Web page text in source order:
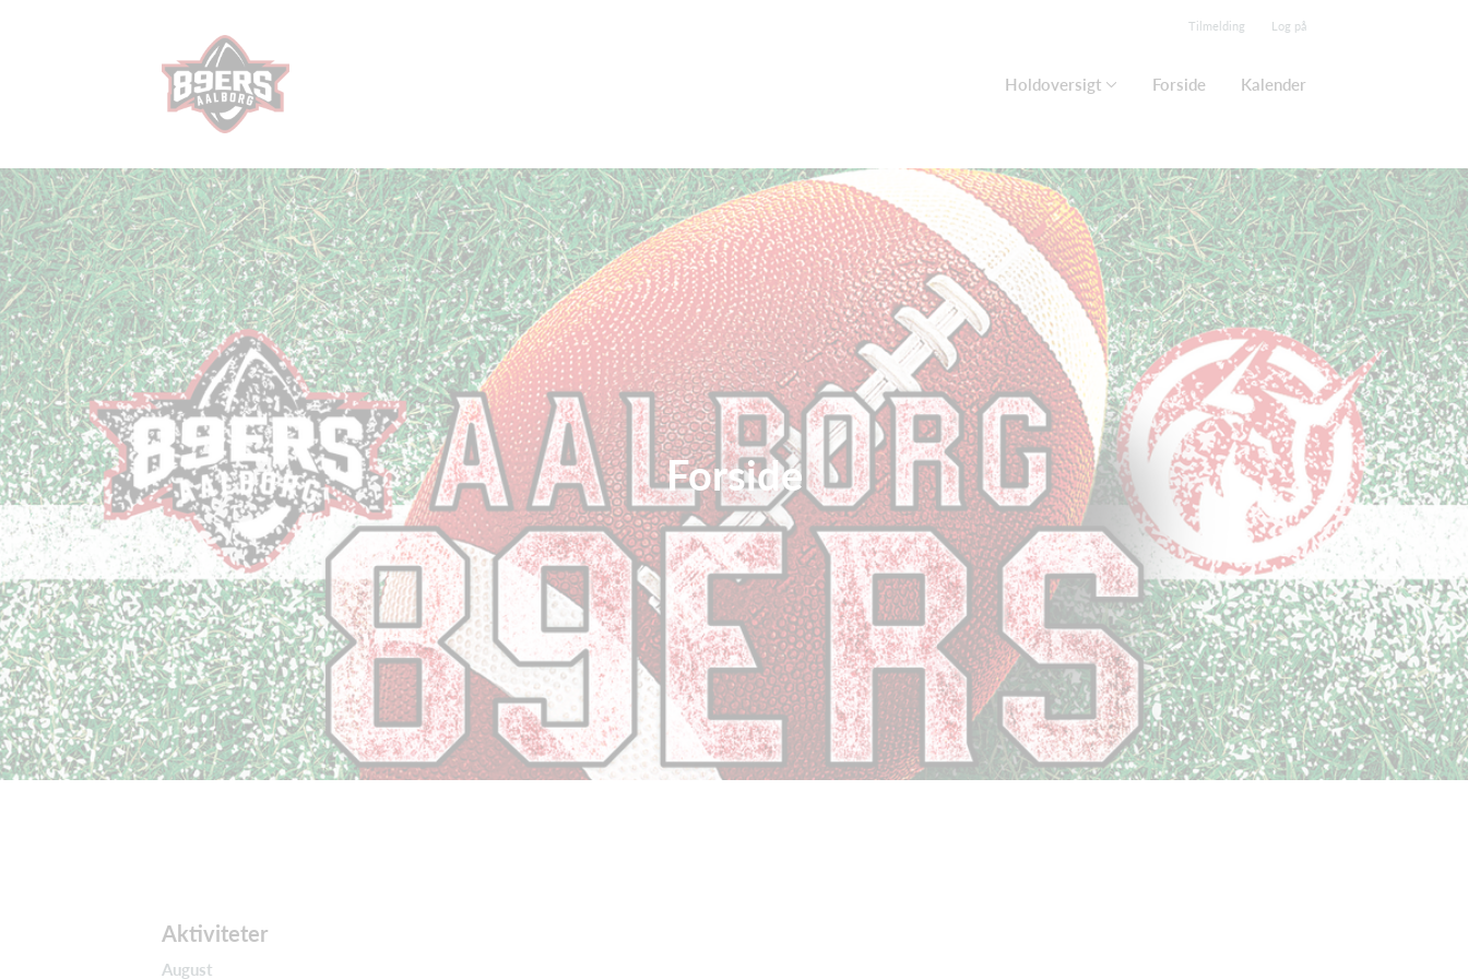
Tilmelding Log på
Holdoversigt Forside Kalender
Forside
Aktiviteter
August